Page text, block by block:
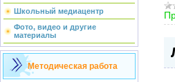
Школьный медиацентр
Фото, видео и другие
материалы
Методическая работа